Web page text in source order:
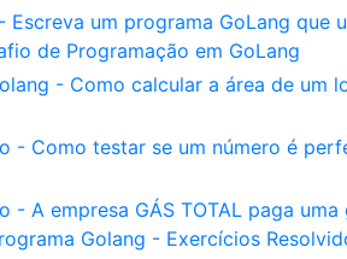
Escreva um programa GoLang que
de Programação em GoLang
- Como calcular a área de um
- Como testar se um número é
- A empresa GÁS TOTAL paga
Golang - Exercícios